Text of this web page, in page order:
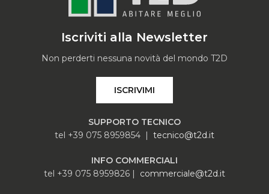
Iscriviti alla Newsletter
Non perderti nessuna novità del mondo T2D
ISCRIVIMI
SUPPORTO TECNICO
tel +39 075 8959854 | tecnico@t2d.it
INFO COMMERCIALI
tel +39 075 8959826 | commerciale@t2d.it